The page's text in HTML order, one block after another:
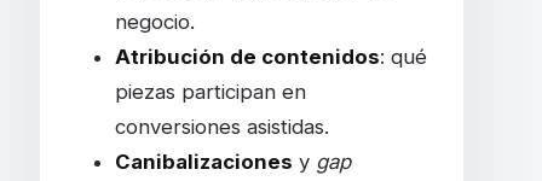
negocio.
Atribución de contenidos: qué
piezas participan en
conversiones asistidas.
Canibalizaciones y gap